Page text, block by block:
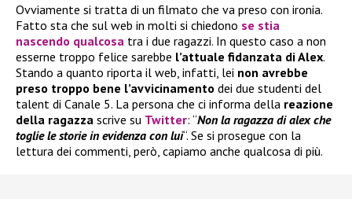
Ovviamente si tratta di un filmato che va preso con ironia.
Fatto sta che sul web in molti si chiedono se stia
nascendo qualcosa tra i due ragazzi. In questo caso a non
esserne troppo felice sarebbe l’attuale fidanzata di Alex.
Stando a quanto riporta il web, infatti, lei non avrebbe
preso troppo bene l’avvicinamento dei due studenti del
talent di Canale 5. La persona che ci informa della reazione
della ragazza scrive su Twitter: “Non la ragazza di alex che
toglie le storie in evidenza con lui“. Se si prosegue con la
lettura dei commenti, però, capiamo anche qualcosa di più.